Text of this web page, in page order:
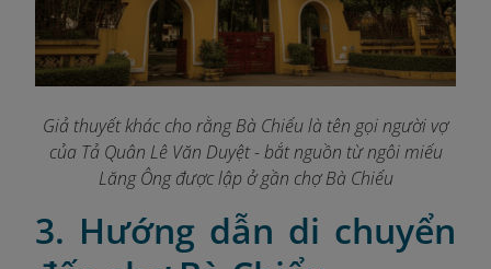
Giả thuyết khác cho rằng Bà Chiểu là tên gọi người vợ
của Tả Quân Lê Văn Duyệt - bắt nguồn từ ngôi miếu
Lăng Ông được lập ở gần chợ Bà Chiểu
3. Hướng dẫn di chuyển